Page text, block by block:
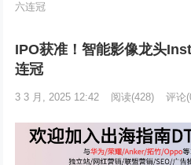
六连冠
IPO获准！智能影像龙头
连冠
3 3 月, 2025 12:42 阅读(428) 评论